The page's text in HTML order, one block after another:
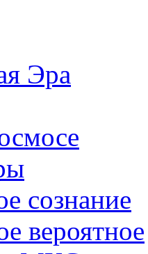
Эра
сознание
вероятное